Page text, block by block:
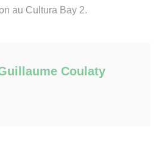
au Cultura Bay 2.
Coulaty